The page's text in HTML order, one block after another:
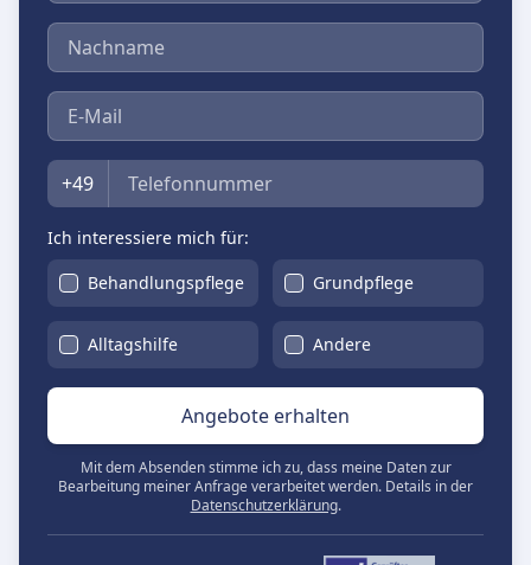
Nachname
E-Mail
Telefon
+49
Ich interessiere mich für:
Behandlungspflege
Grundpflege
Alltagshilfe Andere
Angebote erhalten
Mit dem Absenden stimme ich zu, dass meine Daten zur
Bearbeitung meiner Anfrage verarbeitet werden. Details in der
Datenschutzerklärung.